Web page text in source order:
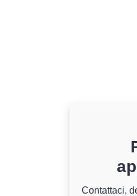
Contattaci,